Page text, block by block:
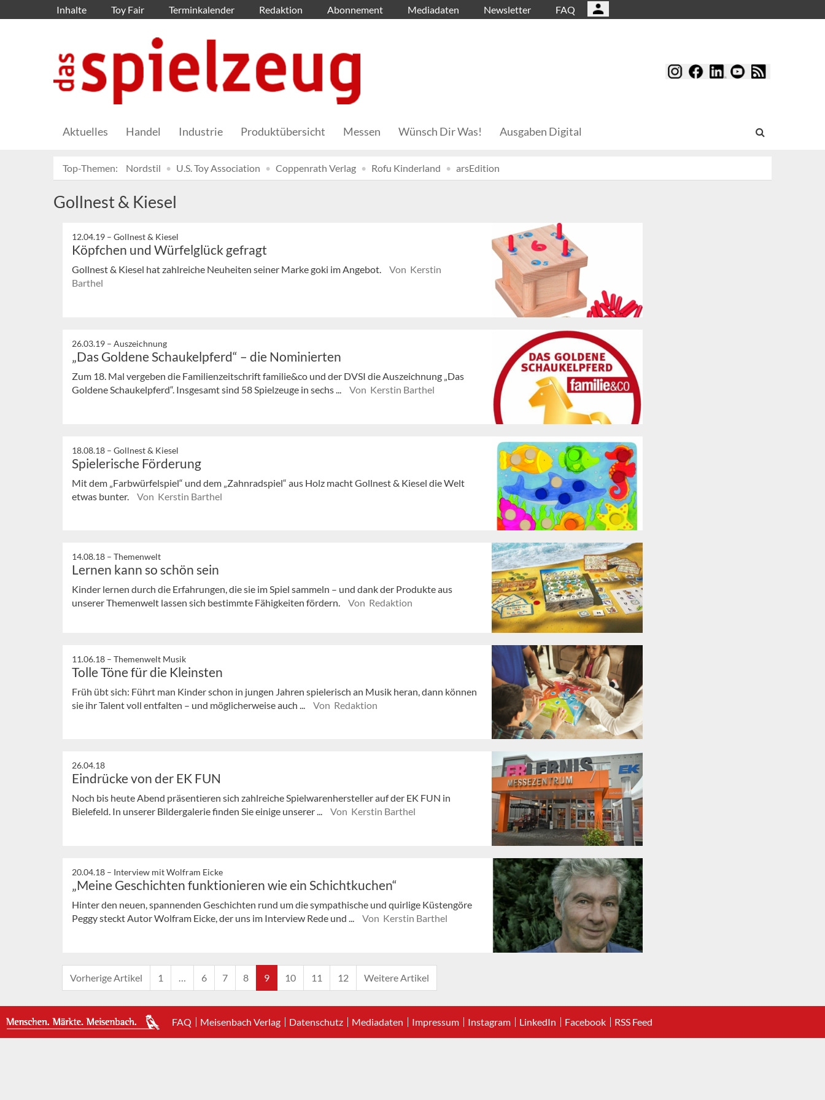
Inhalte Toy Fair Terminkalender Redaktion Abonnement Mediadaten Newsletter FAQ
Aktuelles Handel Industrie Produktübersicht Messen Wünsch Dir Was! Ausgaben Digital
Top-Themen: Nordstil U.S. Toy Association Coppenrath Verlag Rofu Kinderland arsEdition
Gollnest & Kiesel
12.04.19 – Gollnest & Kiesel
Köpfchen und Würfelglück gefragt
Gollnest & Kiesel hat zahlreiche Neuheiten seiner Marke goki im Angebot.
Von Kerstin
Barthel
26.03.19 – Auszeichnung
„Das Goldene Schaukelpferd“ – die Nominierten
Zum 18. Mal vergeben die Familienzeitschrift familie&co und der DVSI die Auszeichnung „Das
Goldene Schaukelpferd“. Insgesamt sind 58 Spielzeuge in sechs ...
Von Kerstin Barthel
18.08.18 – Gollnest & Kiesel
Spielerische Förderung
Mit dem „Farbwürfelspiel“ und dem „Zahnradspiel“ aus Holz macht Gollnest & Kiesel die Welt
etwas bunter.
Von Kerstin Barthel
14.08.18 – Themenwelt
Lernen kann so schön sein
Kinder lernen durch die Erfahrungen, die sie im Spiel sammeln – und dank der Produkte aus
unserer Themenwelt lassen sich bestimmte Fähigkeiten fördern.
Von Redaktion
11.06.18 – Themenwelt Musik
Tolle Töne für die Kleinsten
Früh übt sich: Führt man Kinder schon in jungen Jahren spielerisch an Musik heran, dann können
sie ihr Talent voll entfalten – und möglicherweise auch ...
Von Redaktion
26.04.18
Eindrücke von der EK FUN
Noch bis heute Abend präsentieren sich zahlreiche Spielwarenhersteller auf der EK FUN in
Bielefeld. In unserer Bildergalerie finden Sie einige unserer ...
Von Kerstin Barthel
20.04.18 – Interview mit Wolfram Eicke
„Meine Geschichten funktionieren wie ein Schichtkuchen“
Hinter den neuen, spannenden Geschichten rund um die sympathische und quirlige Küstengöre
Peggy steckt Autor Wolfram Eicke, der uns im Interview Rede und ...
Von Kerstin Barthel
Vorherige Artikel 1 6 7 8 9 10 11 12 Weitere Artikel
FAQ Meisenbach Verlag Datenschutz Mediadaten Impressum Instagram LinkedIn Facebook RSS Feed